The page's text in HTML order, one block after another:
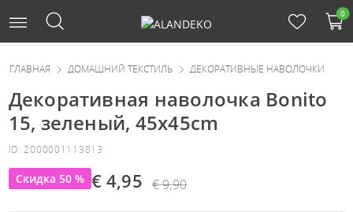
0
ГЛАВНАЯ ДОМАШНИЙ ТЕКСТИЛЬ ДЕКОРАТИВНЫЕ НАВОЛОЧКИ
Декоративная наволочка Bonito
15, зеленый, 45x45cm
ID: 2000001113813
Скидка 50 % € 4,95 € 9,90